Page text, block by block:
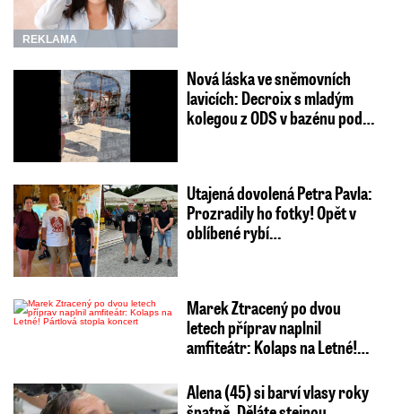
REKLAMA
Nová láska ve sněmovních
lavicích: Decroix s mladým
kolegou z ODS v bazénu pod…
Utajená dovolená Petra Pavla:
Prozradily ho fotky! Opět v
oblíbené rybí…
Marek Ztracený po dvou
letech příprav naplnil
amfiteátr: Kolaps na Letné!…
Alena (45) si barví vlasy roky